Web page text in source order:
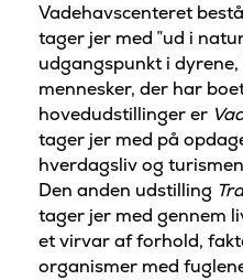
Vadehavscenteret
tager jer med ”ud i
udgangspunkt i
mennesker, der har
hovedudstillinger er
tager jer med på
hverdagsliv og
Den anden udstilling
tager jer med gennem
et virvar af forhold,
organismer med